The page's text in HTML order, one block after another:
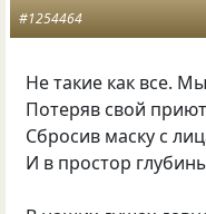
#1254464
Не такие как все.
Потеряв свой
Сбросив маску с
И в простор